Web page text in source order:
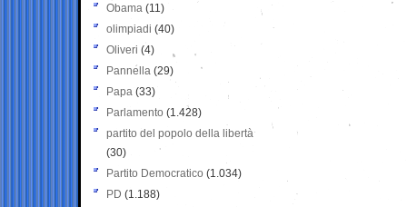
Obama (11)
olimpiadi (40)
Oliveri (4)
Pannella (29)
Papa (33)
Parlamento (1.428)
partito del popolo della libertà
(30)
Partito Democratico (1.034)
PD (1.188)